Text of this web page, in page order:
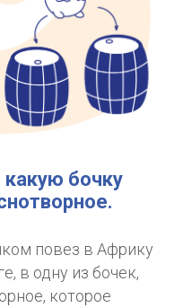
бочку
повез в Африку
в одну из бочек,
которое